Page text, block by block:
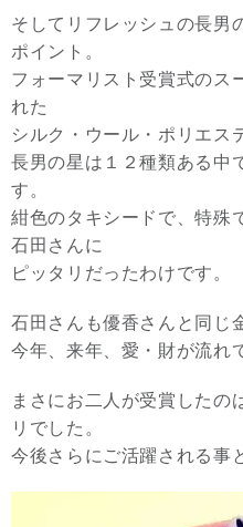
そしてリフレッシュの長男
ポイント。
フォーマリスト受賞式のス
れた
シルク・ウール・ポリエス
長男の星は１２種類ある中
す。
紺色のタキシードで、特殊
石田さんに
ピッタリだったわけです。
石田さんも優香さんと同じ
今年、来年、愛・財が流れ
まさにお二人が受賞したの
リでした。
今後さらにご活躍される事